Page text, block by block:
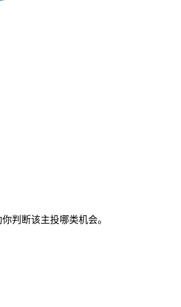
判断该主投哪类机会。